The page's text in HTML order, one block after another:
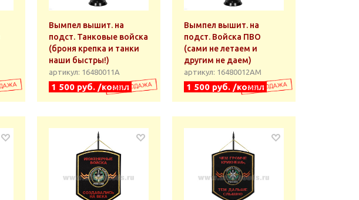
Вымпел вышит. на
подст. Танковые войска
(броня крепка и танки
наши быстры!)
артикул: 16480011А
1 500 руб. /компл
Вымпел вышит. на
подст. Войска ПВО
(сами не летаем и
другим не даем)
артикул: 16480012АМ
1 500 руб. /компл